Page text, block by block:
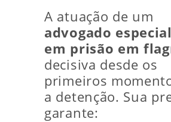
A atuação de um
advogado
em prisão em
decisiva desde os
primeiros
a detenção. Sua
garante: